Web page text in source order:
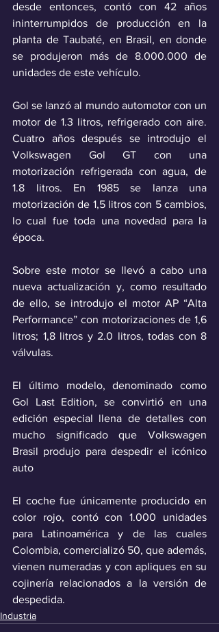
desde entonces, contó con 42 años
ininterrumpidos de producción en la
planta de Taubaté, en Brasil, en donde
se produjeron más de 8.000.000 de
unidades de este vehículo.
Gol se lanzó al mundo automotor con un
motor de 1.3 litros, refrigerado con aire.
Cuatro años después se introdujo el
Volkswagen Gol GT con una
motorización refrigerada con agua, de
1.8 litros. En 1985 se lanza una
motorización de 1,5 litros con 5 cambios,
lo cual fue toda una novedad para la
época.
Sobre este motor se llevó a cabo una
nueva actualización y, como resultado
de ello, se introdujo el motor AP “Alta
Performance” con motorizaciones de 1,6
litros; 1,8 litros y 2.0 litros, todas con 8
válvulas.
El último modelo, denominado como
Gol Last Edition, se convirtió en una
edición especial llena de detalles con
mucho significado que Volkswagen
Brasil produjo para despedir el icónico
auto
El coche fue únicamente producido en
color rojo, contó con 1.000 unidades
para Latinoamérica y de las cuales
Colombia, comercializó 50, que además,
vienen numeradas y con apliques en su
cojinería relacionados a la versión de
despedida.
Industria